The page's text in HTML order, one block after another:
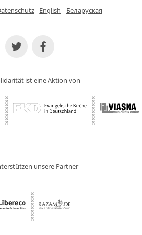
English Беларуская
ist eine Aktion von
unsere Partner